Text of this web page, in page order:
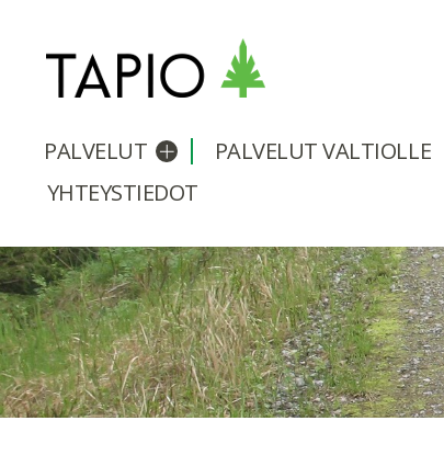
PALVELUT Avaa/sulje alavalikko
PALVELUT VALTIOLLE
YHTEYSTIEDOT